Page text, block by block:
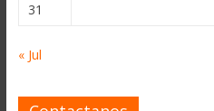
31
« Jul